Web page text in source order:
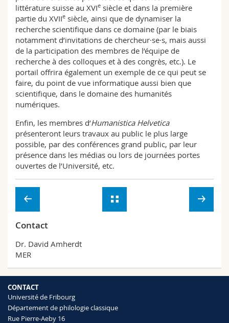
littérature suisse au XVIe siècle et dans la première
partie du XVIIe siècle, ainsi que de dynamiser la
recherche scientifique dans ce domaine (par le biais
notamment d’invitations de chercheur·se·s, mais aussi
de la participation des membres de l’équipe de
recherche à des colloques et à des congrès, etc.). Le
portail offrira également un exemple de ce qui peut se
faire, du point de vue informatique aussi bien que
scientifique, dans le domaine des humanités
numériques.
Enfin, les membres d’Humanistica Helvetica
présenteront leurs travaux au public le plus large
possible, par des conférences grand public, par leur
présence dans les médias ou lors de journées portes
ouvertes de l’Université, etc.
Contact
Dr. David Amherdt
MER
CONTACT
Université de Fribourg
Département de philologie classique
Rue Pierre-Aeby 16